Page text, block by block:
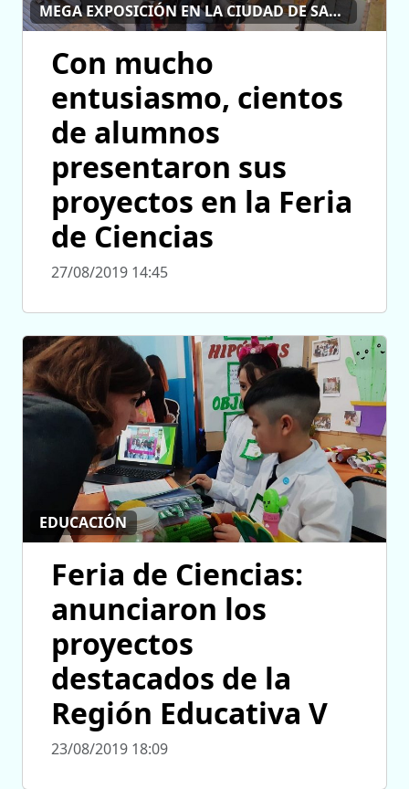
MEGA EXPOSICIÓN EN LA CIUDAD DE SAN LUIS
Con mucho
entusiasmo, cientos
de alumnos
presentaron sus
proyectos en la Feria
de Ciencias
27/08/2019 14:45
EDUCACIÓN
Feria de Ciencias:
anunciaron los
proyectos
destacados de la
Región Educativa V
23/08/2019 18:09